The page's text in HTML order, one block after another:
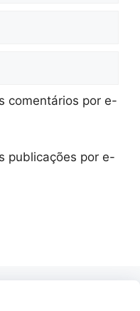
comentários por e-
publicações por e-